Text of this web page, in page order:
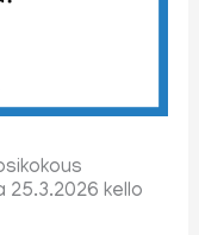
25.3.2026 kello